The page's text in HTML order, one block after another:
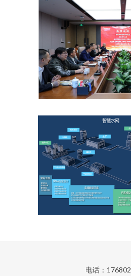
电话：